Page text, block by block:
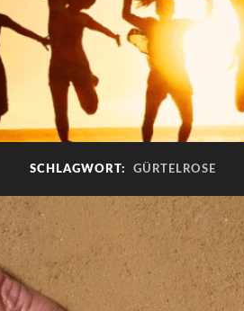
SCHLAGWORT: GÜRTELROSE